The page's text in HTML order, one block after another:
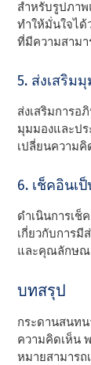
สําหรับรูปภา
ทําให้มั่นใจได้
ที่มีความสาม
5. ส่งเสริม
ส่งเสริมการอ
มุมมองและป
เปลี่ยนความคิ
6. เช็คอินเ
ดําเนินการเช็
เกี่ยวกับการมี
และคุณลักษณ
บทสรุป
กระดานสนท
ความคิดเห็น
หมายสามารถ